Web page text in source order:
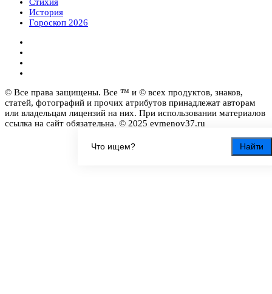
Найти
История
Гороскоп 2026
© Все права защищены. Все ™ и © всех продуктов, знаков,
статей, фотографий и прочих атрибутов принадлежат авторам
или владельцам лицензий на них. При использовании материалов
ссылка на сайт обязательна. © 2025 evmenov37.ru